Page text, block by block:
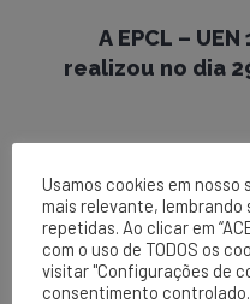
A EPCL –
realizou no dia
Usamos cookies em
mais relevante,
repetidas. Ao clicar em
com o uso de TODOS os
visitar "Configurações de
consentimento controlado.